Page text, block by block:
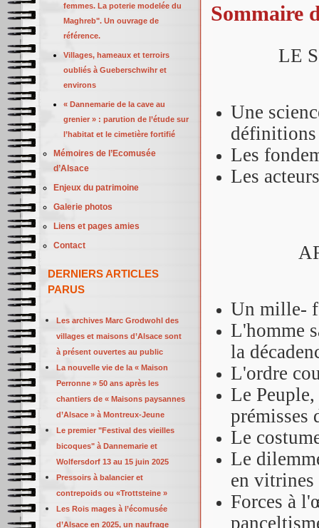
Sommaire
LE
Une
définitions
Les
Les
Un mille-
L'homme
la
L'ordre
Le
prémisses
Le
Le
en vitrines
Forces à
femmes. La poterie modelée du
Maghreb". Un ouvrage de
référence.
Villages, hameaux et terroirs
oubliés à Gueberschwihr et
environs
« Dannemarie de la cave au
grenier » : parution de l’étude sur
l’habitat et le cimetière fortifié
Mémoires de l’Ecomusée
d’Alsace
Enjeux du patrimoine
Galerie photos
Liens et pages amies
Contact
DERNIERS ARTICLES
PARUS
Les archives Marc Grodwohl des
villages et maisons d’Alsace sont
à présent ouvertes au public
La nouvelle vie de la « Maison
Perronne » 50 ans après les
chantiers de « Maisons paysannes
d’Alsace » à Montreux-Jeune
Le premier "Festival des vieilles
bicoques" à Dannemarie et
Wolfersdorf 13 au 15 juin 2025
Pressoirs à balancier et
contrepoids ou «Trottsteine »
Les Rois mages à l’écomusée
d’Alsace en 2025, un naufrage